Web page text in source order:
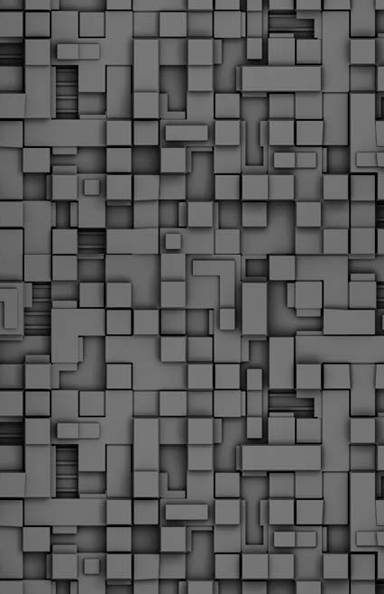
σε δήμους της χώρας. Το Dimastin, αναζητεί σχετικό
φωτογραφικό υλικό στο διαδίκτυο και σας το παρουσιάζει σε
αυτή την ανάρτηση. Επίσης, σας καλούμε, αν διαπιστώσετε ότι
μας έχουν "ξεφύγει" ορκωμοσίες, μπορείτε να στέλνετε το
φωτογραφικό τους υλικό στο dimasthes@gmail.gr ώστε να το
δημοσιεύουμε εδώ, άμεσα.
MAR
Θεσσαλονίκη: Ορκίστηκαν οι 75 νέοι δημοτικοί
αστυνομικοί – Τι τους ζήτησε ο Αγγελούδης
Ενισχύεται το έργο της δημοτικής αστυνομίας στο δήμο
Θεσσαλονίκης καθώς το πρωί της Τετάρτης 18 Μαρτίου
ορκίστηκαν οι 75 νέοι δημοτικοί αστυνομικοί.
«Με αυτούς, σε λίγους μήνες αποκτά ένα ισχυρό σώμα η
δημοτική αστυνομία. Θα είναι πιο κοντά στον πολίτη. Είχα την
ευκαιρία να είμαι σήμερα στην ορκωμοσία τους.
MAR
Ξεκίνησαν εδώ και μια εβδομάδα οι αφίξεις των
νεοπροσληφθέντων Δημοτικών Αστυνομικών στους
δήμους και οι ορκωμοσίες τους - Πλήρες
Μεγάλες μέρες ζει ο "οργανισμός" της Δημοτικής Αστυνομίας!
Να θυμίσουμε ότι κανονικές προσλήψεις στην Δημοτική
Αστυνομία έχουν να γίνουν από το 2010. Δεκαέξι ολόκληρα
χρόνια! Και βέβαια, ακόμη και με αυτές τις προσλήψεις, δεν
φτάνουμε ούτε τα 2/3 των Δημοτικών Αστυνομικών που
υπηρετούσαν το 2013 προ της κατάργησης της υπηρεσίας με
απόφαση του σημερινού πρωθυπουργού Κυριάκου Μητσοτάκη. Ας
είναι...
2
Δημοτική Αστυνομία Θεσσαλονίκης: Διμηνιαίος
απολογισμός ελέγχων τήρησης νομοθεσίας